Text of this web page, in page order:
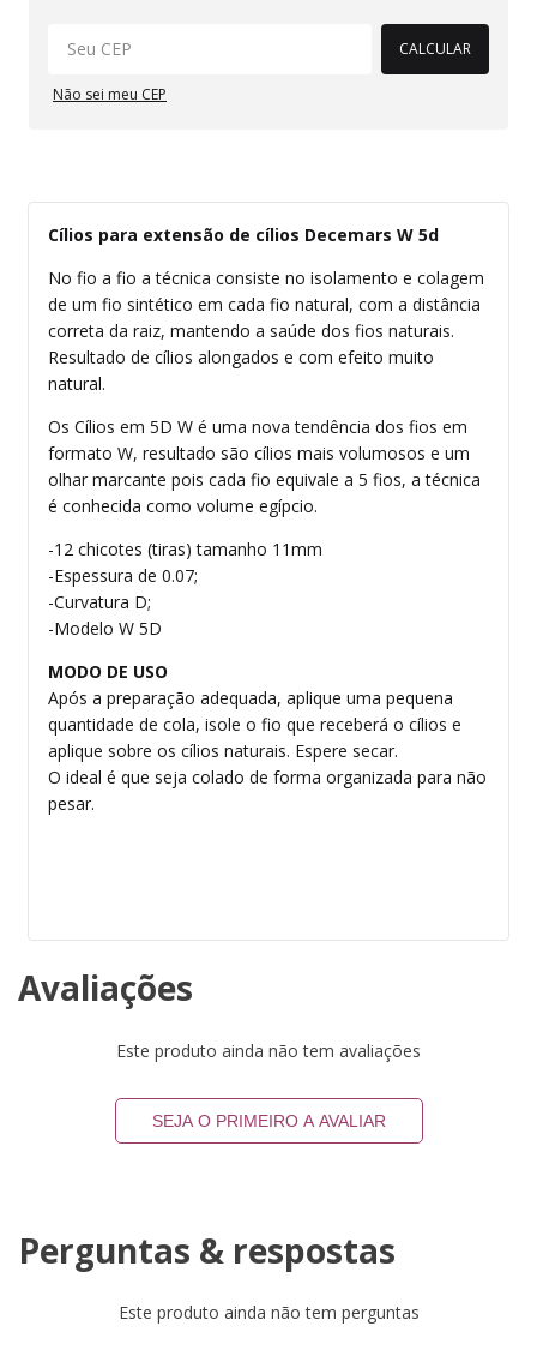
Alterar CEP
CALCULAR
Não sei meu CEP
Cílios para extensão de cílios Decemars W 5d
No fio a fio a técnica consiste no isolamento e colagem
de um fio sintético em cada fio natural, com a distância
correta da raiz, mantendo a saúde dos fios naturais.
Resultado de cílios alongados e com efeito muito
natural.
Os Cílios em 5D W é uma nova tendência dos fios em
formato W, resultado são cílios mais volumosos e um
olhar marcante pois cada fio equivale a 5 fios, a técnica
é conhecida como volume egípcio.
-12 chicotes (tiras) tamanho 11mm
-Espessura de 0.07;
-Curvatura D;
-Modelo W 5D
MODO DE USO
Após a preparação adequada, aplique uma pequena
quantidade de cola, isole o fio que receberá o cílios e
aplique sobre os cílios naturais. Espere secar.
O ideal é que seja colado de forma organizada para não
pesar.
Avaliações
Este produto ainda não tem avaliações
SEJA O PRIMEIRO A AVALIAR
Perguntas & respostas
Este produto ainda não tem perguntas